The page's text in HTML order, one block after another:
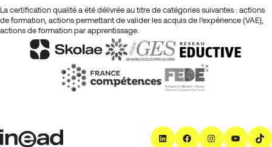
La certification qualité a été délivrée au titre de catégories suivantes : actions
de formation, actions permettant de valider les acquis de l’expérience (VAE),
actions de formation par apprentissage.
LinkedIn
Facebook